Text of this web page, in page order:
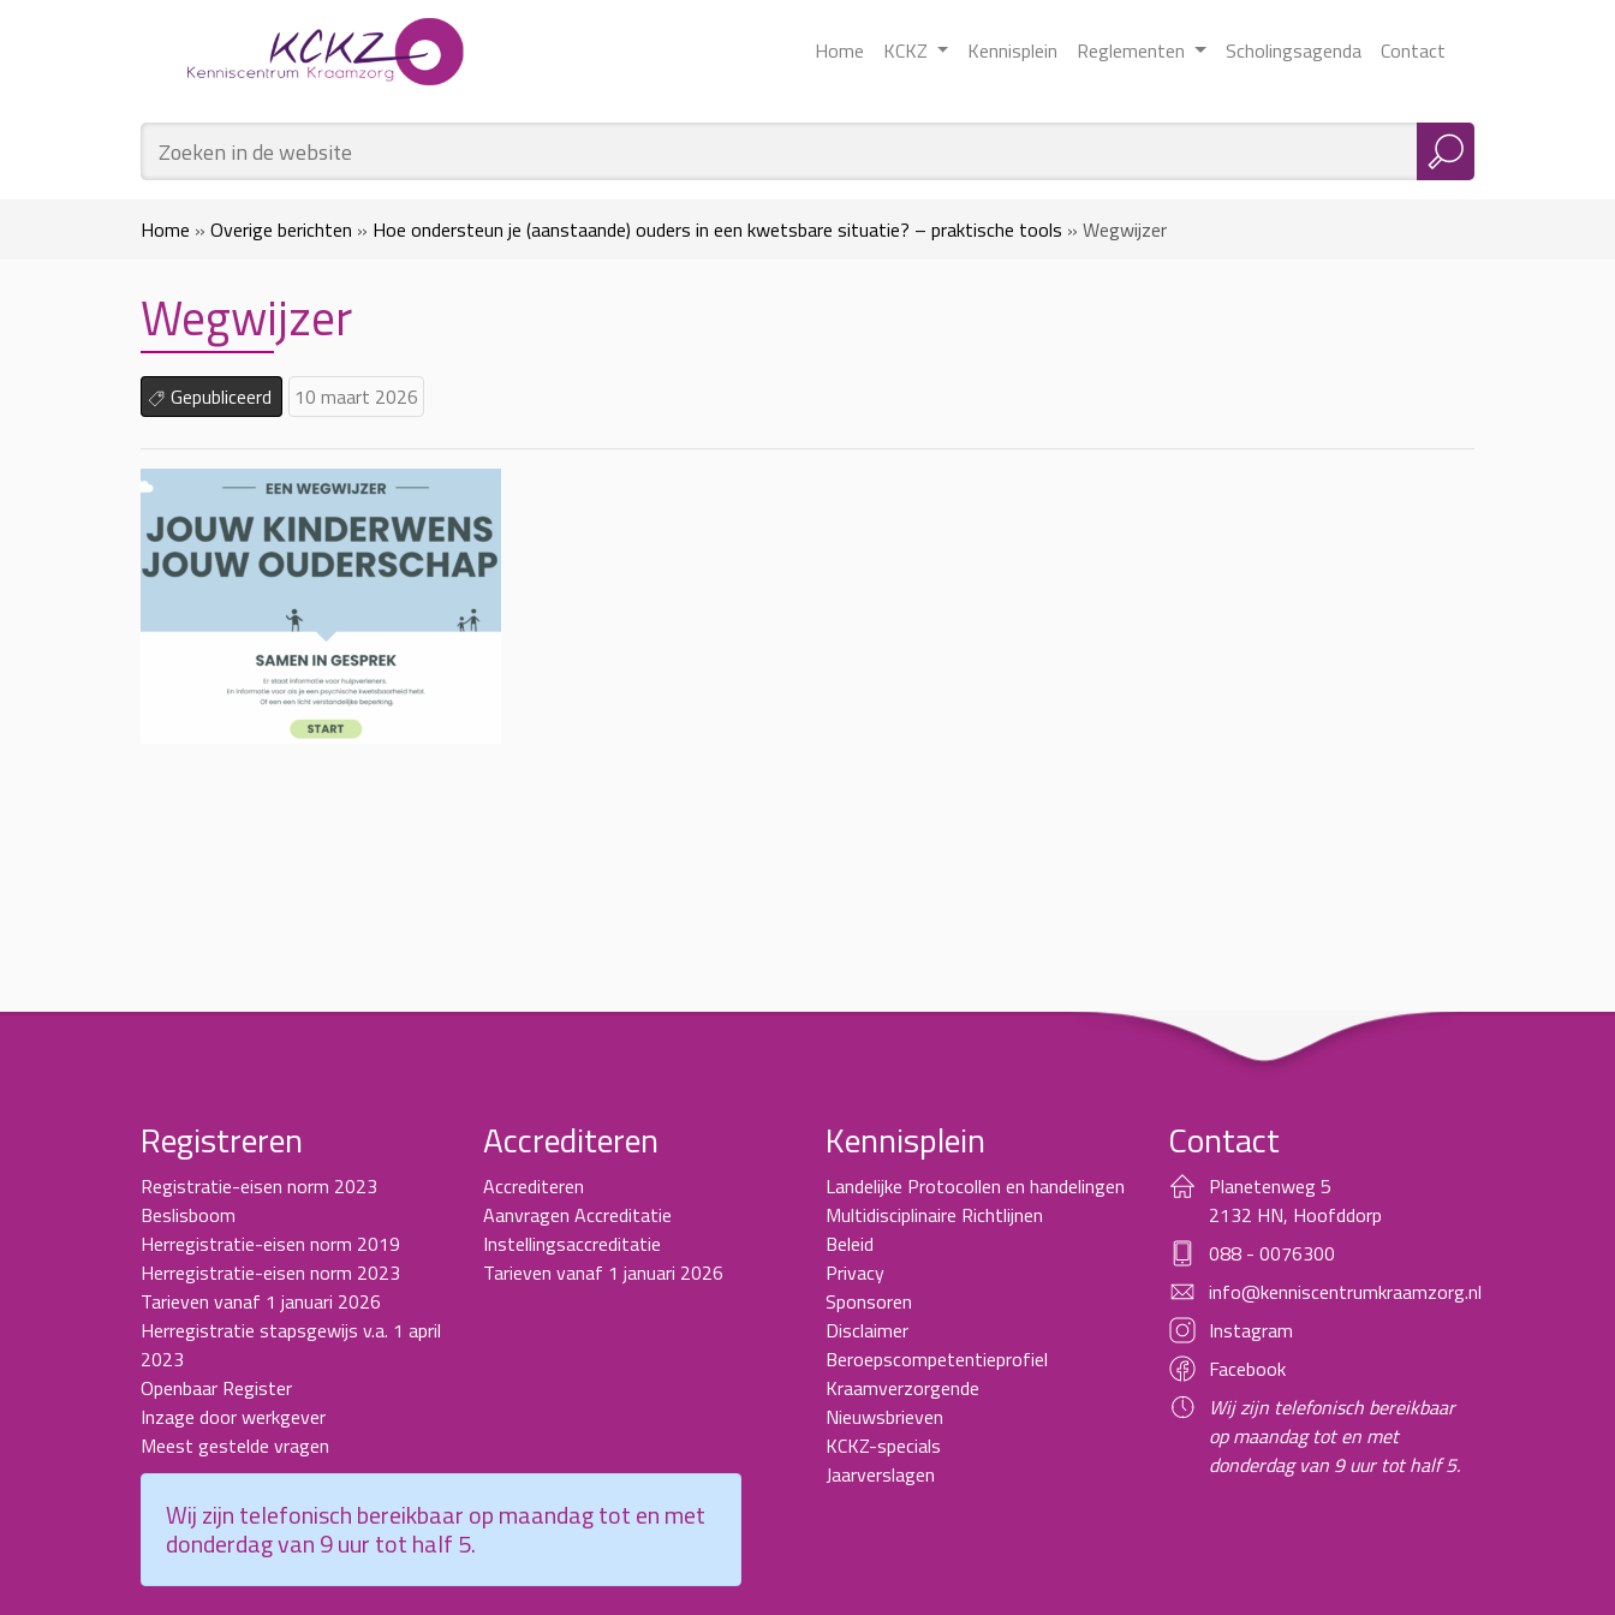
Home KCKZ Kennisplein Reglementen Scholingsagenda Contact
Home » Overige berichten » Hoe ondersteun je (aanstaande) ouders in een kwetsbare situatie? – praktische tools » Wegwijzer
Wegwijzer
Gepubliceerd 10 maart 2026
Registreren
Registratie-eisen norm 2023
Beslisboom
Herregistratie-eisen norm 2019
Herregistratie-eisen norm 2023
Tarieven vanaf 1 januari 2026
Herregistratie stapsgewijs v.a. 1 april
2023
Openbaar Register
Inzage door werkgever
Meest gestelde vragen
Accrediteren
Accrediteren
Aanvragen Accreditatie
Instellingsaccreditatie
Tarieven vanaf 1 januari 2026
Kennisplein
Landelijke Protocollen en handelingen
Multidisciplinaire Richtlijnen
Beleid
Privacy
Sponsoren
Disclaimer
Beroepscompetentieprofiel
Kraamverzorgende
Nieuwsbrieven
KCKZ-specials
Jaarverslagen
Contact
Planetenweg 5
2132 HN, Hoofddorp
088 - 0076300
info@kenniscentrumkraamzorg.nl
Instagram
Facebook
Wij zijn telefonisch bereikbaar
op maandag tot en met
donderdag van 9 uur tot half 5.
Wij zijn telefonisch bereikbaar op maandag tot en met
donderdag van 9 uur tot half 5.